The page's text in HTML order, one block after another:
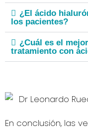
¿El ácido
los pacientes?
¿Cuál es el
tratamiento con
En conclusión, las